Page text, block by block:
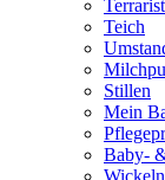
Teich
Stillen
Mein
Baby-
Wickeln